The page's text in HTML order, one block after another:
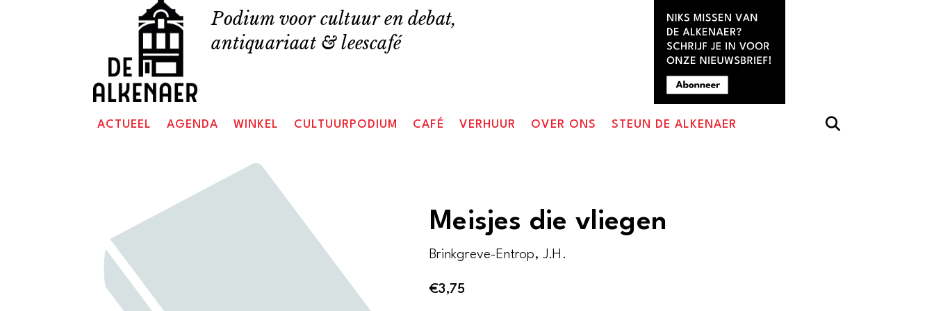
Podium voor cultuur en debat,
antiquariaat & leescafé
ACTUEEL AGENDA WINKEL CULTUURPODIUM CAFÉ VERHUUR OVER ONS STEUN DE ALKENAER
Meisjes die vliegen
Brinkgreve-Entrop, J.H.
€3,75